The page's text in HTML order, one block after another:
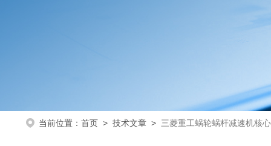
当前位置： 首页 > 技术文章 > 三菱重工蜗轮蜗杆减速机核